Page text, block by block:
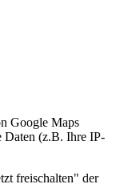
Google Maps
Daten (z.B. Ihre IP-
freischalten" der